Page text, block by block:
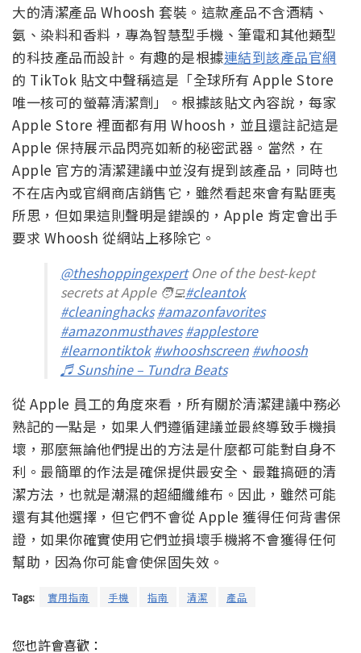
大的清潔產品 Whoosh 套裝。這款產品不含酒精、
氨、染料和香料，專為智慧型手機、筆電和其他類型
的科技產品而設計。有趣的是根據連結到該產品官網
的 TikTok 貼文中聲稱這是「全球所有 Apple Store
唯一核可的螢幕清潔劑」。根據該貼文內容說，每家
Apple Store 裡面都有用 Whoosh，並且還註記這是
Apple 保持展示品閃亮如新的秘密武器。當然，在
Apple 官方的清潔建議中並沒有提到該產品，同時也
不在店內或官網商店銷售它，雖然看起來會有點匪夷
所思，但如果這則聲明是錯誤的，Apple 肯定會出手
要求 Whoosh 從網站上移除它。
@theshoppingexpertOne of the best-kept
secrets at Apple 🧑‍💻#cleantok
#cleaninghacks #amazonfavorites
#amazonmusthaves #applestore
#learnontiktok #whooshscreen #whoosh
♬ Sunshine – Tundra Beats
從 Apple 員工的角度來看，所有關於清潔建議中務必
熟記的一點是，如果人們遵循建議並最終導致手機損
壞，那麼無論他們提出的方法是什麼都可能對自身不
利。最簡單的作法是確保提供最安全、最難搞砸的清
潔方法，也就是潮濕的超細纖維布。因此，雖然可能
還有其他選擇，但它們不會從 Apple 獲得任何背書保
證，如果你確實使用它們並損壞手機將不會獲得任何
幫助，因為你可能會使保固失效。
Tags: 實用指南 手機 指南 清潔 產品
您也許會喜歡：